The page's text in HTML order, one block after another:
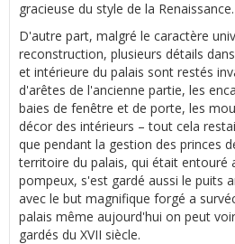
gracieuse du style de la Renaissance.
D'autre part, malgré le caractère
reconstruction, plusieurs détails
et intérieure du palais sont restés
d'arêtes de l'ancienne partie, les
baies de fenêtre et de porte, les
décor des intérieurs – tout cela
que pendant la gestion des princes
territoire du palais, qui était entouré
pompeux, s'est gardé aussi le puits
avec le but magnifique forgé a
palais même aujourd'hui on peut
gardés du XVII siècle.